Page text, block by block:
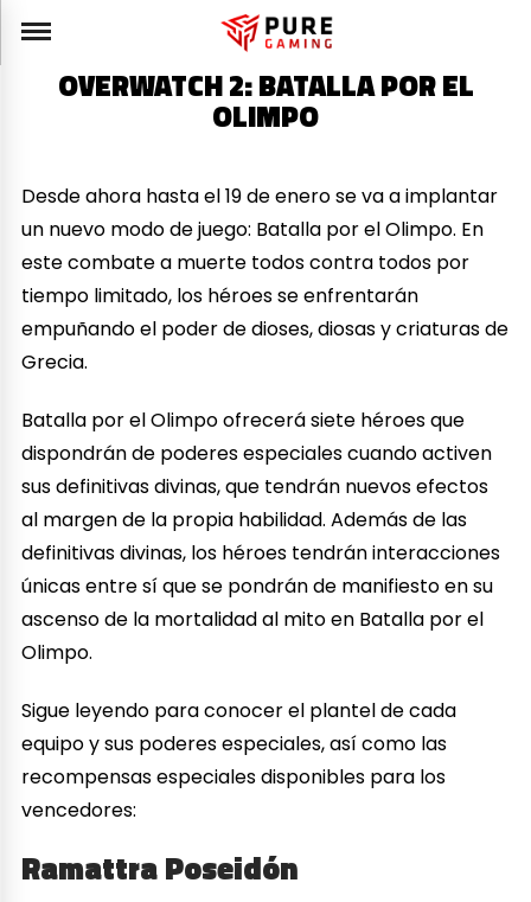
OVERWATCH 2: BATALLA POR EL
OLIMPO
Desde ahora hasta el 19 de enero se va a implantar
un nuevo modo de juego: Batalla por el Olimpo. En
este combate a muerte todos contra todos por
tiempo limitado, los héroes se enfrentarán
empuñando el poder de dioses, diosas y criaturas de
Grecia.
Batalla por el Olimpo ofrecerá siete héroes que
dispondrán de poderes especiales cuando activen
sus definitivas divinas, que tendrán nuevos efectos
al margen de la propia habilidad. Además de las
definitivas divinas, los héroes tendrán interacciones
únicas entre sí que se pondrán de manifiesto en su
ascenso de la mortalidad al mito en Batalla por el
Olimpo.
Sigue leyendo para conocer el plantel de cada
equipo y sus poderes especiales, así como las
recompensas especiales disponibles para los
vencedores:
Ramattra Poseidón